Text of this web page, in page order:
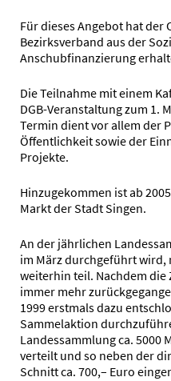
Für dieses Angebot hat der
Bezirksverband aus der
Anschubfinanzierung
Die Teilnahme mit einem
DGB-Veranstaltung zum 1.
Termin dient vor allem der
Öffentlichkeit sowie der
Projekte.
Hinzugekommen ist ab
Markt der Stadt Singen.
An der jährlichen
im März durchgeführt wird,
weiterhin teil. Nachdem
immer mehr
1999 erstmals dazu
Sammelaktion
Landessammlung ca. 5000
verteilt und so neben der
Schnitt ca. 700,– Euro